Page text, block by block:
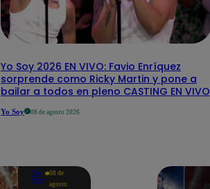
Yo Soy 2026 EN VIVO: Favio Enríquez
sorprende como Ricky Martin y pone a
bailar a todos en pleno CASTING EN VIVO
Yo Soy 08 de agosto 2026
Yo
Soy
08 de
agosto